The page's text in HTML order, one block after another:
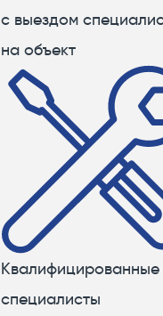
с выездом
на объект
Квалифицированные
специалисты